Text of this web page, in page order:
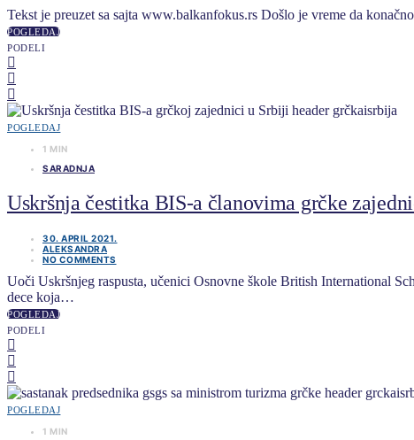
Tekst je preuzet sa sajta www.balkanfokus.rs Došlo je vreme da
POGLEDAJ
PODELI
POGLEDAJ
1 MIN
SARADNJA
Uskršnja čestitka BIS-a članovima grčke
30. APRIL 2021.
ALEKSANDRA
NO COMMENTS
Uoči Uskršnjeg raspusta, učenici Osnovne škole British International
dece koja…
POGLEDAJ
PODELI
POGLEDAJ
1 MIN